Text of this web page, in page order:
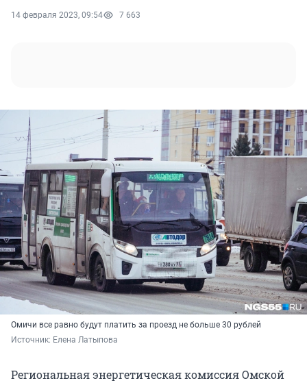
14 февраля 2023, 09:54 7 663
Омичи все равно будут платить за проезд не больше 30 рублей
Источник: Елена Латыпова
Региональная энергетическая комиссия Омской